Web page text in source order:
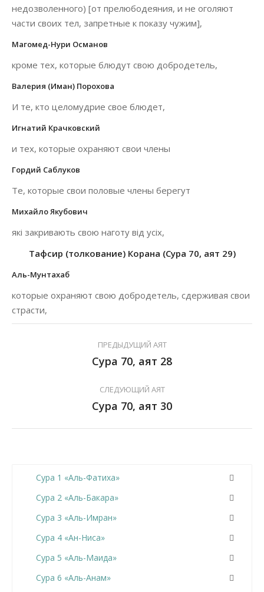
недозволенного) [от прелюбодеяния, и не оголяют
части своих тел, запретные к показу чужим],
Магомед-Нури Османов
кроме тех, которые блюдут свою добродетель,
Валерия (Иман) Порохова
И те, кто целомудрие свое блюдет,
Игнатий Крачковский
и тех, которые охраняют свои члены
Гордий Саблуков
Те, которые свои половые члены берегут
Михайло Якубович
які закривають свою наготу від усіх,
Тафсир (толкование) Корана (Сура 70, аят 29)
Аль-Мунтахаб
которые охраняют свою добродетель, сдерживая свои
страсти,
ПРЕДЫДУЩИЙ АЯТ
Сура 70, аят 28
СЛЕДУЮЩИЙ АЯТ
Сура 70, аят 30
Сура 1 «Аль-Фатиха»
Сура 2 «Аль-Бакара»
Сура 3 «Аль-Имран»
Сура 4 «Ан-Ниса»
Сура 5 «Аль-Маида»
Сура 6 «Аль-Анам»